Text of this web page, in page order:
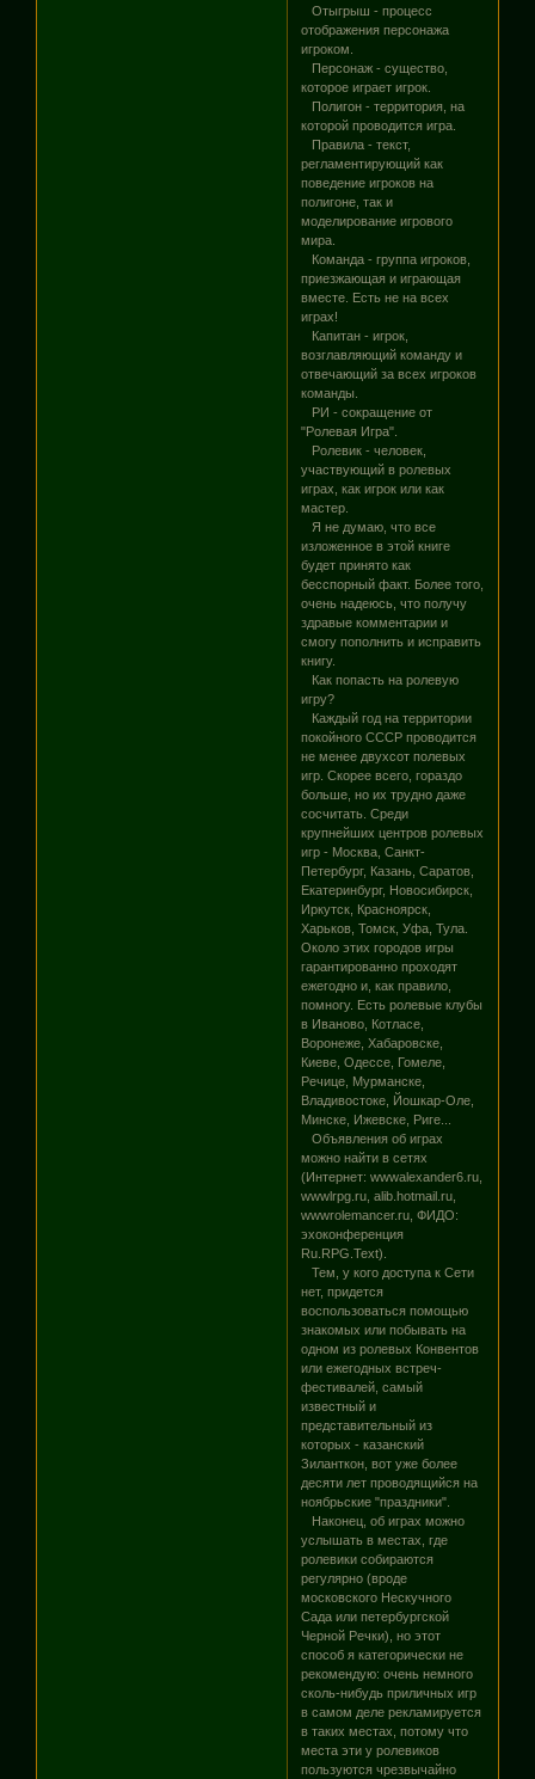
Отыгрыш - процесс
отображения персонажа
игроком.
Персонаж - существо,
которое играет игрок.
Полигон - территория, на
которой проводится игра.
Правила - текст,
регламентирующий как
поведение игроков на
полигоне, так и
моделирование игрового
мира.
Команда - группа игроков,
приезжающая и играющая
вместе. Есть не на всех
играх!
Капитан - игрок,
возглавляющий команду и
отвечающий за всех игроков
команды.
РИ - сокращение от
"Ролевая Игра".
Ролевик - человек,
участвующий в ролевых
играх, как игрок или как
мастер.
Я не думаю, что все
изложенное в этой книге
будет принято как
бесспорный факт. Более того,
очень надеюсь, что получу
здравые комментарии и
смогу пополнить и исправить
книгу.
Как попасть на ролевую
игру?
Каждый год на территории
покойного СССР проводится
не менее двухсот полевых
игр. Скорее всего, гораздо
больше, но их трудно даже
сосчитать. Среди
крупнейших центров ролевых
игр - Москва, Санкт-
Петербург, Казань, Саратов,
Екатеринбург, Новосибирск,
Иркутск, Красноярск,
Харьков, Томск, Уфа, Тула.
Около этих городов игры
гарантированно проходят
ежегодно и, как правило,
помногу. Есть ролевые клубы
в Иваново, Котласе,
Воронеже, Хабаровске,
Киеве, Одессе, Гомеле,
Речице, Мурманске,
Владивостоке, Йошкар-Оле,
Минске, Ижевске, Риге...
Объявления об играх
можно найти в сетях
(Интернет: wwwalexander6.ru,
wwwlrpg.ru, alib.hotmail.ru,
wwwrolemancer.ru, ФИДО:
эхоконференция
Ru.RPG.Text).
Тем, у кого доступа к Сети
нет, придется
воспользоваться помощью
знакомых или побывать на
одном из ролевых Конвентов
или ежегодных встреч-
фестивалей, самый
известный и
представительный из
которых - казанский
Зиланткон, вот уже более
десяти лет проводящийся на
ноябрьские "праздники".
Наконец, об играх можно
услышать в местах, где
ролевики собираются
регулярно (вроде
московского Нескучного
Сада или петербургской
Черной Речки), но этот
способ я категорически не
рекомендую: очень немного
сколь-нибудь приличных игр
в самом деле рекламируется
в таких местах, потому что
места эти у ролевиков
пользуются чрезвычайно